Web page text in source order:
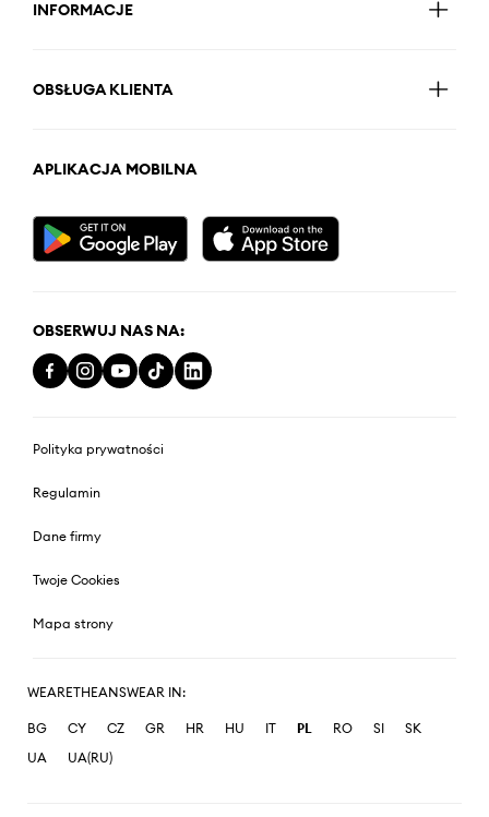
INFORMACJE
OBSŁUGA KLIENTA
APLIKACJA MOBILNA
OBSERWUJ NAS NA:
Polityka prywatności
Regulamin
Dane firmy
Twoje Cookies
Mapa strony
WEARETHEANSWEAR IN:
BG CY CZ GR HR HU IT PL RO SI
SK
UA
UA(RU)